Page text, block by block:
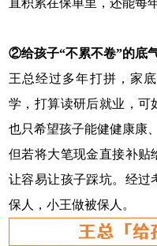
直积累在保单里，还能每
②给孩子“不累不卷”的底
王总经过多年打拼，家
学，打算读研后就业，可
也只希望孩子能健健康康
但若将大笔现金直接补贴
让容易让孩子踩坑。经过
保人，小王做被保人。